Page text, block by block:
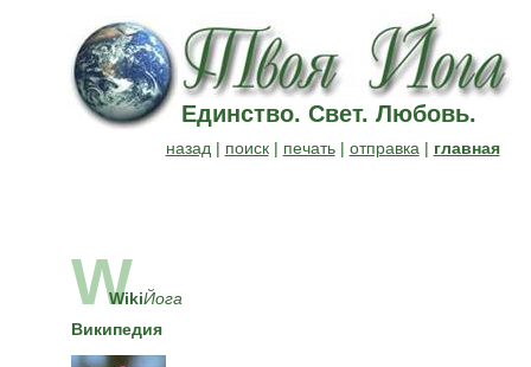
Единство. Свет. Любовь.
назад | поиск| печать| отправка | главная
W
WikiЙога
Википедия